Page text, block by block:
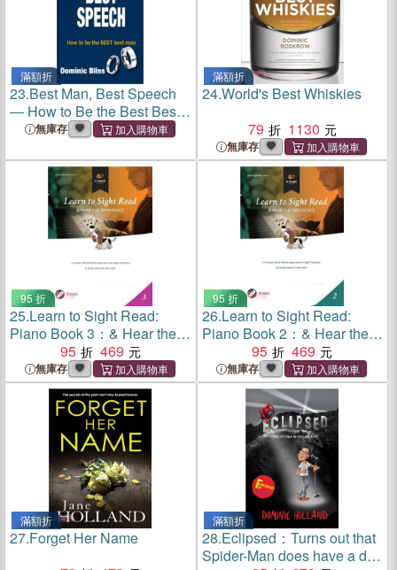
滿額折
23.Best Man, Best Speech
― How to Be the Best Best
Man無庫存
滿額折
24.World's Best Whiskies
79
1130
無庫存
95 折
25.Learn to Sight Read:
Piano Book 3：& Hear the
Difference
95 469
無庫存
95 折
26.Learn to Sight Read:
Piano Book 2：& Hear the
Difference
95 469
無庫存
滿額折
27.Forget Her Name
滿額折
28.Eclipsed：Turns out that
Spider-Man does have a dad